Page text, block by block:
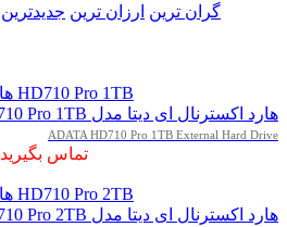
گران ترین ارزان ترین جدیدترین
هارد اکسترنال ای دیتا مدل HD710 Pro 1TB
ADATA HD710 Pro 1TB External Hard Drive
تماس بگیرید
هارد اکسترنال ای دیتا مدل HD710 Pro 2TB